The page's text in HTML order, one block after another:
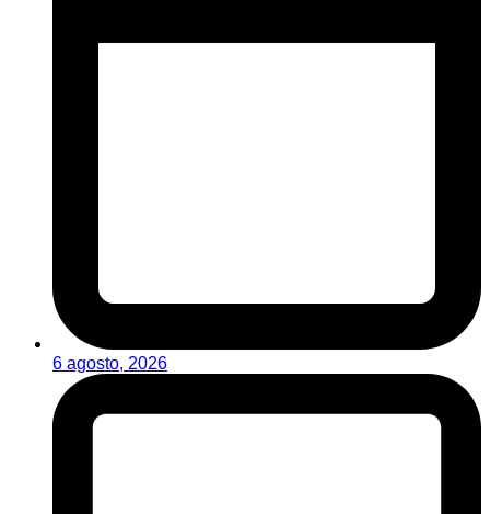
6 agosto, 2026